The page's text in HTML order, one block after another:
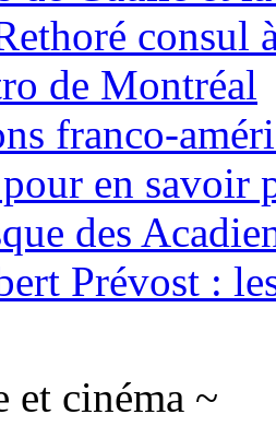
consul
de Montréal
franco-
en savoir
des
Prévost :
et cinéma ~